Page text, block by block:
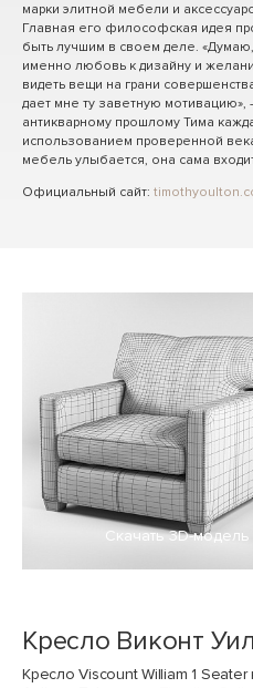
марки элитной мебели и
Главная его философская идея
быть лучшим в своем деле.
именно любовь к дизайну и
видеть вещи на грани
дает мне ту заветную
антикварному прошлому Тима
использованием проверенной
мебель улыбается, она сама
Официальный сайт:
Скачать 3D-модель
Кресло Виконт
Кресло Viscount William 1 Seater